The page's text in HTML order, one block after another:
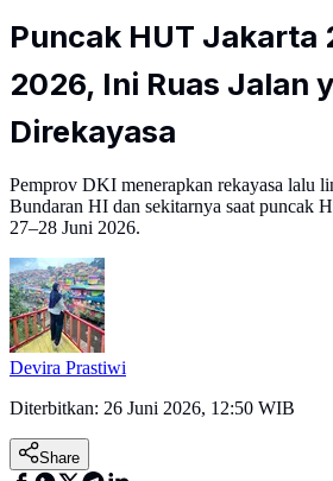
Puncak HUT Jakarta
2026, Ini Ruas Jalan
Direkayasa
Pemprov DKI menerapkan rekayasa lalu
Bundaran HI dan sekitarnya saat puncak
27–28 Juni 2026.
Devira Prastiwi
Diterbitkan: 26 Juni 2026, 12:50 WIB
Share